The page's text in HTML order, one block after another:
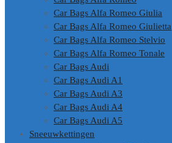
Car Bags Alfa Romeo Giulia
Car Bags Alfa Romeo Giulietta
Car Bags Alfa Romeo Stelvio
Car Bags Alfa Romeo Tonale
Car Bags Audi
Car Bags Audi A1
Car Bags Audi A3
Car Bags Audi A4
Car Bags Audi A5
Sneeuwkettingen